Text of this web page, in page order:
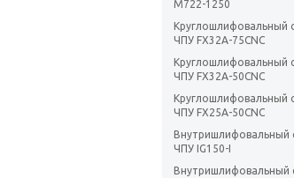
М722-1250
Круглошлифовальный
ЧПУ FX32A-75CNC
Круглошлифовальный
ЧПУ FX32A-50CNC
Круглошлифовальный
ЧПУ FX25A-50CNC
Внутришлифовальный
ЧПУ IG150-I
Внутришлифовальный